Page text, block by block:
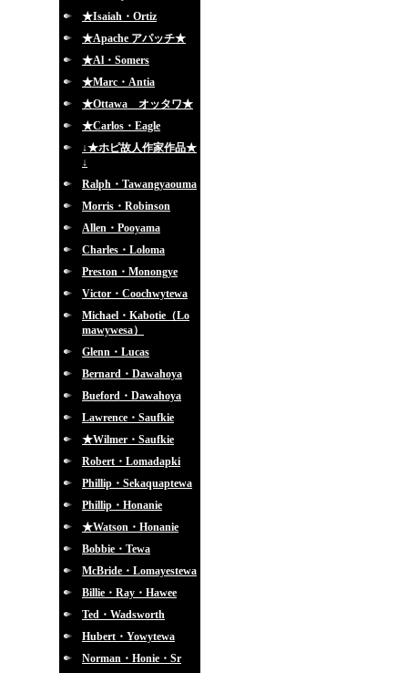
★Isaiah・Ortiz
★Apache アパッチ★
★Al・Somers
★Marc・Antia
★Ottawa オッタワ★
★Carlos・Eagle
↓★ホピ故人作家作品★
↓
Ralph・Tawangyaouma
Morris・Robinson
Allen・Pooyama
Charles・Loloma
Preston・Monongye
Victor・Coochwytewa
Michael・Kabotie（Lo
mawywesa）
Glenn・Lucas
Bernard・Dawahoya
Bueford・Dawahoya
Lawrence・Saufkie
★Wilmer・Saufkie
Robert・Lomadapki
Phillip・Sekaquaptewa
Phillip・Honanie
★Watson・Honanie
Bobbie・Tewa
McBride・Lomayestewa
Billie・Ray・Hawee
Ted・Wadsworth
Hubert・Yowytewa
Norman・Honie・Sr